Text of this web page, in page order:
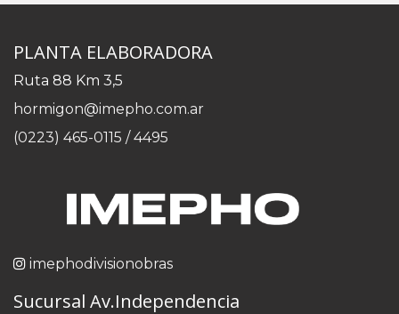
PLANTA ELABORADORA
Ruta 88 Km 3,5
hormigon@imepho.com.ar
(0223) 465-0115 / 4495
imephodivisionobras
Sucursal Av.Independencia